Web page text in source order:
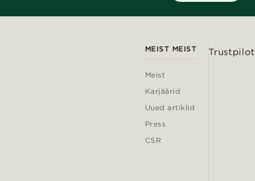
MEIST MEIST
Meist
Karjäärid
Uued artiklid
Press
CSR
Trustpilot